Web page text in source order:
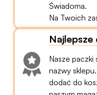
Świadoma.
Na Twoich
Najlepsze
Nasze paczki
nazwy
dodać do